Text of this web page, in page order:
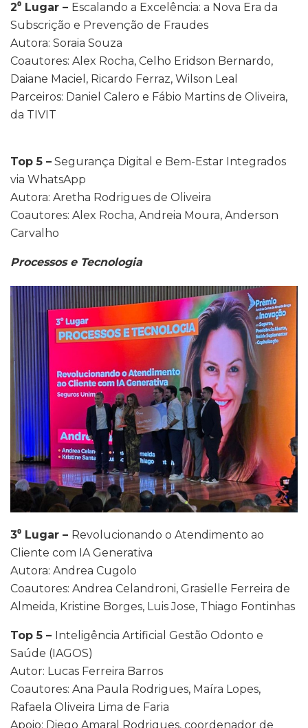
2⁰ Lugar – Escalando a Excelência: a Nova Era da
Subscrição e Prevenção de Fraudes
Autora: Soraia Souza
Coautores: Alex Rocha, Celho Eridson Bernardo,
Daiane Maciel, Ricardo Ferraz, Wilson Leal
Parceiros: Daniel Calero e Fábio Martins de Oliveira,
da TIVIT
Top 5 – Segurança Digital e Bem-Estar Integrados
via WhatsApp
Autora: Aretha Rodrigues de Oliveira
Coautores: Alex Rocha, Andreia Moura, Anderson
Carvalho
Processos e Tecnologia
3⁰ Lugar – Revolucionando o Atendimento ao
Cliente com IA Generativa
Autora: Andrea Cugolo
Coautores: Andrea Celandroni, Grasielle Ferreira de
Almeida, Kristine Borges, Luis Jose, Thiago Fontinhas
Top 5 – Inteligência Artificial Gestão Odonto e
Saúde (IAGOS)
Autor: Lucas Ferreira Barros
Coautores: Ana Paula Rodrigues, Maíra Lopes,
Rafaela Oliveira Lima de Faria
Apoio: Diego Amaral Rodrigues, coordenador de